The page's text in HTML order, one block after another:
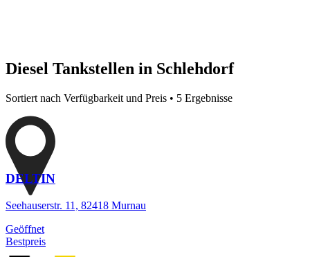
Diesel Tankstellen in Schlehdorf
Sortiert nach Verfügbarkeit und Preis • 5 Ergebnisse
DELTIN
Seehauserstr. 11, 82418 Murnau
Geöffnet
Bestpreis